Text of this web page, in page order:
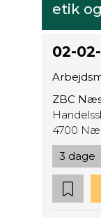
etik
02-
ZBC
4700
3 dage